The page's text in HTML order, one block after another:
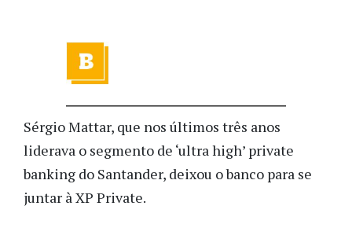
Sérgio Mattar, que nos últimos três anos
liderava o segmento de ‘ultra high’ private
banking do Santander, deixou o banco para se
juntar à XP Private.